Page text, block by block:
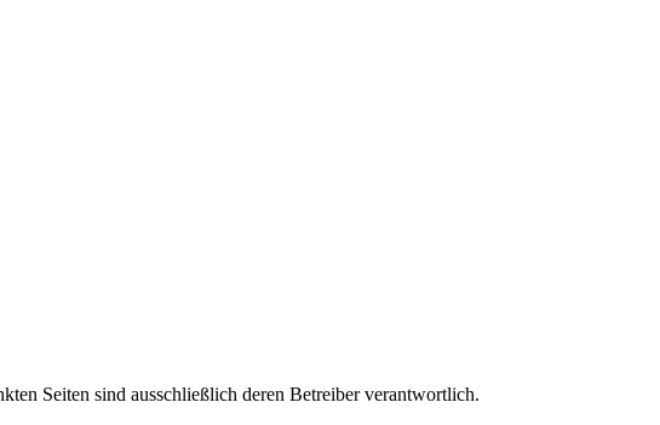
Seiten sind ausschließlich deren Betreiber verantwortlich.